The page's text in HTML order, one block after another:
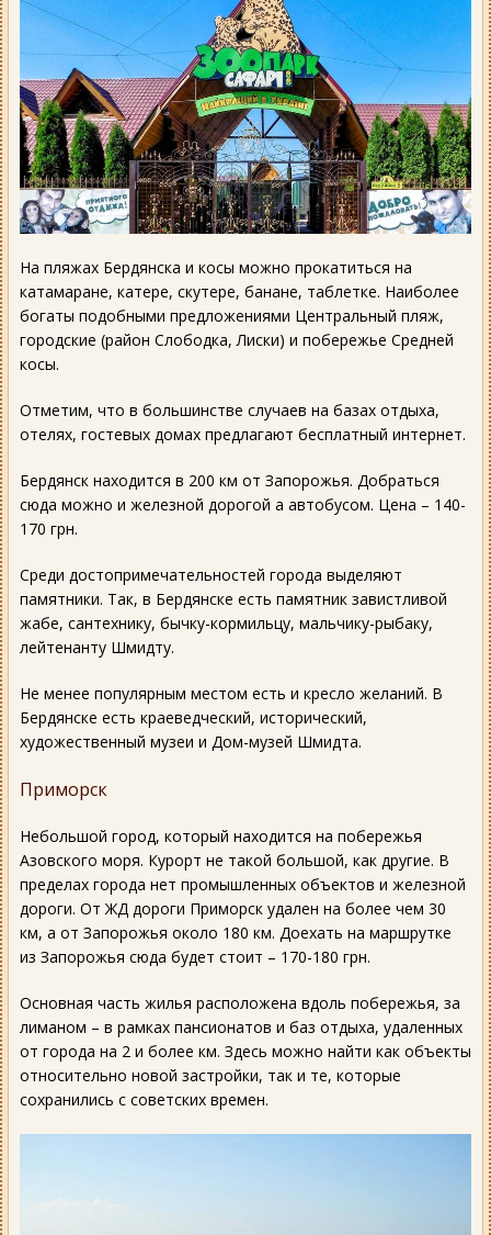
На пляжах Бердянска и косы можно прокатиться на
катамаране, катере, скутере, банане, таблетке. Наиболее
богаты подобными предложениями Центральный пляж,
городские (район Слободка, Лиски) и побережье Средней
косы.
Отметим, что в большинстве случаев на базах отдыха,
отелях, гостевых домах предлагают бесплатный интернет.
Бердянск находится в 200 км от Запорожья. Добраться
сюда можно и железной дорогой а автобусом. Цена – 140-
170 грн.
Среди достопримечательностей города выделяют
памятники. Так, в Бердянске есть памятник завистливой
жабе, сантехнику, бычку-кормильцу, мальчику-рыбаку,
лейтенанту Шмидту.
Не менее популярным местом есть и кресло желаний. В
Бердянске есть краеведческий, исторический,
художественный музеи и Дом-музей Шмидта.
Приморск
Небольшой город, который находится на побережья
Азовского моря. Курорт не такой большой, как другие. В
пределах города нет промышленных объектов и железной
дороги. От ЖД дороги Приморск удален на более чем 30
км, а от Запорожья около 180 км. Доехать на маршрутке
из Запорожья сюда будет стоит – 170-180 грн.
Основная часть жилья расположена вдоль побережья, за
лиманом – в рамках пансионатов и баз отдыха, удаленных
от города на 2 и более км. Здесь можно найти как объекты
относительно новой застройки, так и те, которые
сохранились с советских времен.